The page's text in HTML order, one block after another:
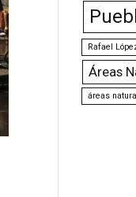
Rafael
Áreas
áreas